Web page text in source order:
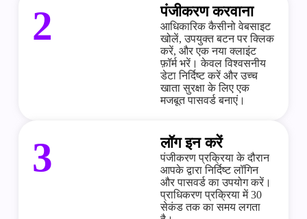
2 पंजीकरण करवाना
आधिकारिक कैसीनो वेबसाइट
खोलें, उपयुक्त बटन पर क्लिक
करें, और एक नया क्लाइंट
फ़ॉर्म भरें। केवल विश्वसनीय
डेटा निर्दिष्ट करें और उच्च
खाता सुरक्षा के लिए एक
मजबूत पासवर्ड बनाएं।
3 लॉग इन करें
पंजीकरण प्रक्रिया के दौरान
आपके द्वारा निर्दिष्ट लॉगिन
और पासवर्ड का उपयोग करें।
प्राधिकरण प्रक्रिया में 30
सेकंड तक का समय लगता